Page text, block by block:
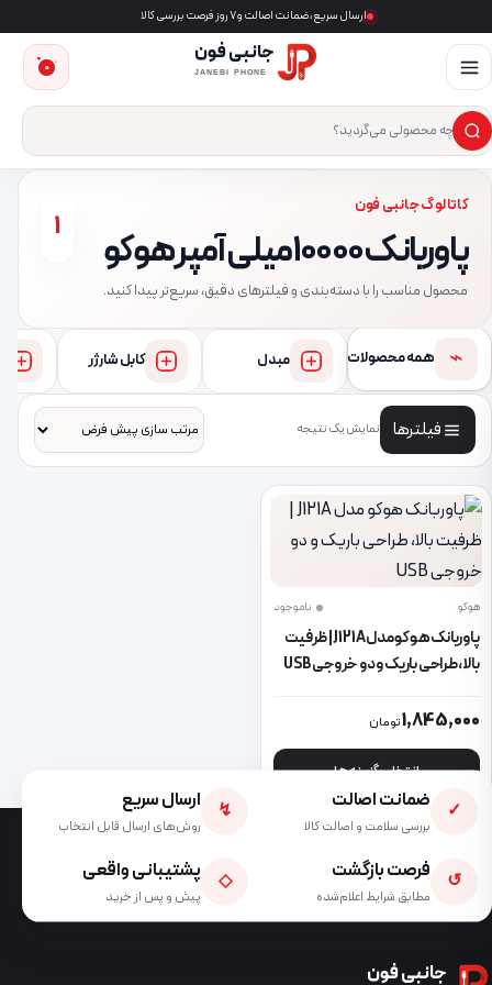
ارسال سریع، ضمانت اصالت و ۷ روز فرصت بررسی کالا
جانبی فون
JANEBI PHONE
جست‌وجوی محصول
×
0
کاتالوگ جانبی فون
پاوربانک 10000 میلی آمپر هوکو
محصول مناسب را با دسته‌بندی و فیلترهای دقیق، سریع‌تر پیدا کنید.
1
⌁ همه محصولات مبدل کابل شارژر
فیلترها نمایش یک نتیجه
هوکو ناموجود
پاوربانک هوکو مدل J121A | ظرفیت
بالا، طراحی باریک و دو خروجی USB
1,845,000تومان
انتخاب گزینه ها
این محصول دارای انواع مختلفی می باشد. گزینه ها ممکن است در
✓ ضمانت اصالت
بررسی سلامت و اصالت کالا
↯ ارسال سریع
روش‌های ارسال قابل انتخاب
↺ فرصت بازگشت
مطابق شرایط اعلام‌شده
◇ پشتیبانی واقعی
پیش و پس از خرید
جانبی فون